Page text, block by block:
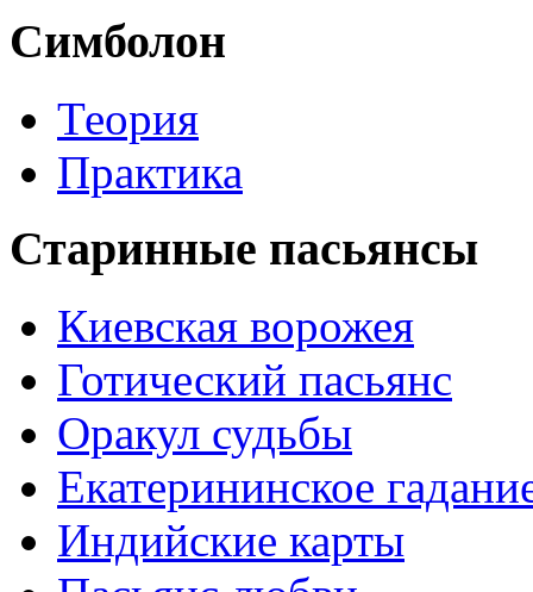
Симболон
Теория
Практика
Старинные пасьянсы
Киевская ворожея
Готический пасьянс
Оракул судьбы
Екатерининское
Индийские карты